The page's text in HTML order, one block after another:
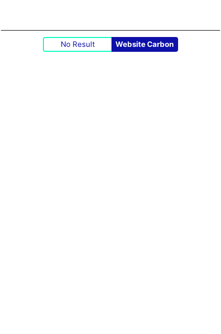
No Result Website Carbon